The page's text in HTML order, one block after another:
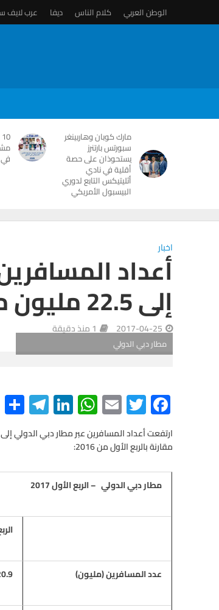
الوطن العربي كلام الناس ديفا عرب لايف
مارك كوبان وهاربينغر
سبورتس بارتنرز
يستحوذان على حصة
أقلية في نادي
أثليتيكس التابع لدوري
البيسبول الأمريكي
اخبار
أعداد
إلى 22.5 مليون مسافر
2017-04-25 1 منذ دقيقة
مطار دبي الدولي
F
ac
e
b
o
o
k
T
wi
tt
er
E
m
ail
W
h
at
s
A
p
p
Li
n
ke
dI
n
Te
le
gr
a
m
S
مقارنة بالربع الأول من 2016:
مطار دبي الدولي –الربع الأول 2017
عدد المسافرين (مليون)